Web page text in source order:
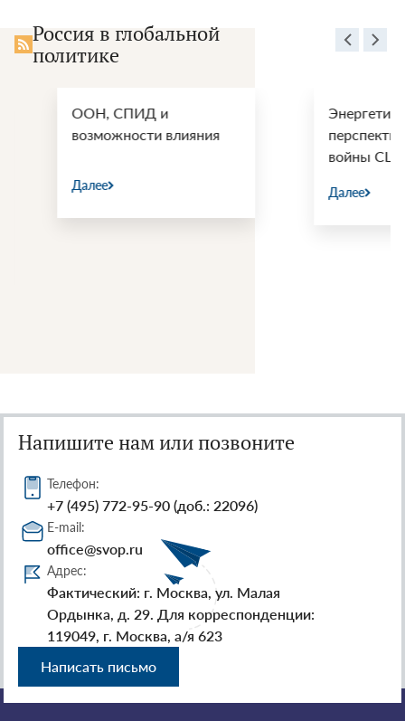
Россия в глобальной
политике
ООН, СПИД и
возможности влияния
Энергетические
перспективы
войны США и
Напишите нам или позвоните
Телефон:
+7 (495) 772-95-90 (доб.: 22096)
E-mail:
office@svop.ru
Адрес:
Фактический: г. Москва, ул. Малая
Ордынка, д. 29. Для корреспонденции:
119049, г. Москва, а/я 623
Написать письмо